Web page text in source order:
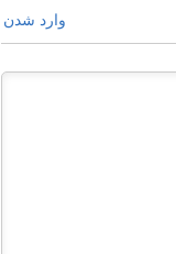
وارد شدن